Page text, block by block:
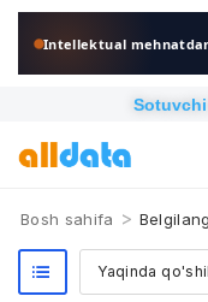
Intellektual
Bosh sahifa >